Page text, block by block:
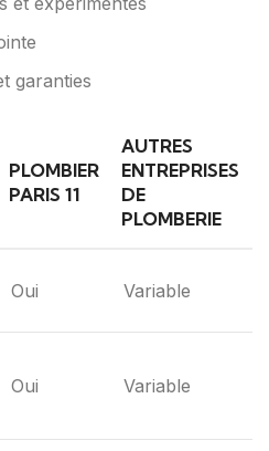
garanties
PLOMBIER
PARIS 11
AUTRES
ENTREPRISES
DE
PLOMBERIE
Oui Variable
Oui Variable